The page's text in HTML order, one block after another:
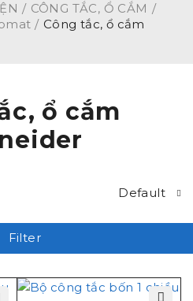
ổ cắm
/ CÔNG TẮC, Ổ CẮM /
/ Công tắc, ổ cắm
Default
Filter